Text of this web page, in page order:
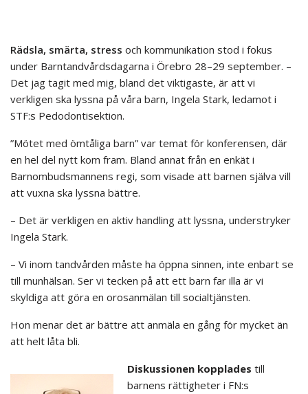
Rädsla, smärta, stress och kommunikation stod i fokus
under Barntandvårdsdagarna i Örebro 28–29 september. –
Det jag tagit med mig, bland det viktigaste, är att vi
verkligen ska lyssna på våra barn, Ingela Stark, ledamot i
STF:s Pedodontisektion.
”Mötet med ömtåliga barn” var temat för konferensen, där
en hel del nytt kom fram. Bland annat från en enkät i
Barnombudsmannens regi, som visade att barnen själva vill
att vuxna ska lyssna bättre.
– Det är verkligen en aktiv handling att lyssna, understryker
Ingela Stark.
– Vi inom tandvården måste ha öppna sinnen, inte enbart se
till munhälsan. Ser vi tecken på att ett barn far illa är vi
skyldiga att göra en orosanmälan till socialtjänsten.
Hon menar det är bättre att anmäla en gång för mycket än
att helt låta bli.
Diskussionen kopplades till
barnens rättigheter i FN:s